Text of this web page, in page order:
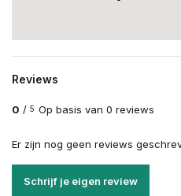
Reviews
0 / 5 Op basis van 0 reviews
Er zijn nog geen reviews
Schrijf je eigen review